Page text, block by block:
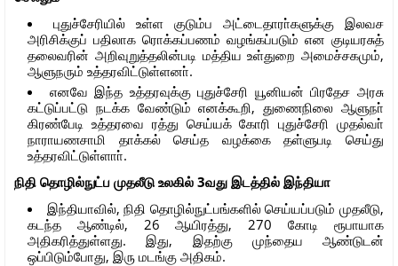
புதுச்சேரியில் உள்ள குடும்ப அட்டைதாரா்களுக்கு இலவச
அரிசிக்குப் பதிலாக ரொக்கப்பணம் வழங்கப்படும் என குடியரசுத்
தலைவரின் அறிவுறுத்தலின்படி மத்திய உள்துறை அமைச்சகமும்,
ஆளுநரும் உத்தரவிட்டுள்ளனா்.
எனவே இந்த உத்தரவுக்கு புதுச்சேரி யூனியன் பிரதேச அரசு
கட்டுப்பட்டு நடக்க வேண்டும் எனக்கூறி, துணைநிலை ஆளுநா்
கிரண்பேடி உத்தரவை ரத்து செய்யக் கோரி புதுச்சேரி முதல்வா்
நாராயணசாமி தாக்கல் செய்த வழக்கை தள்ளுபடி செய்து
உத்தரவிட்டுள்ளாா்.
நிதி தொழில்நுட்ப முதலீடு உலகில் 3வது இடத்தில் இந்தியா
இந்தியாவில், நிதி தொழில்நுட்பங்களில் செய்யப்படும் முதலீடு,
கடந்த ஆண்டில், 26 ஆயிரத்து, 270 கோடி ரூபாயாக
அதிகரித்துள்ளது. இது, இதற்கு முந்தைய ஆண்டுடன்
ஒப்பிடும்போது, இரு மடங்கு அதிகம்.